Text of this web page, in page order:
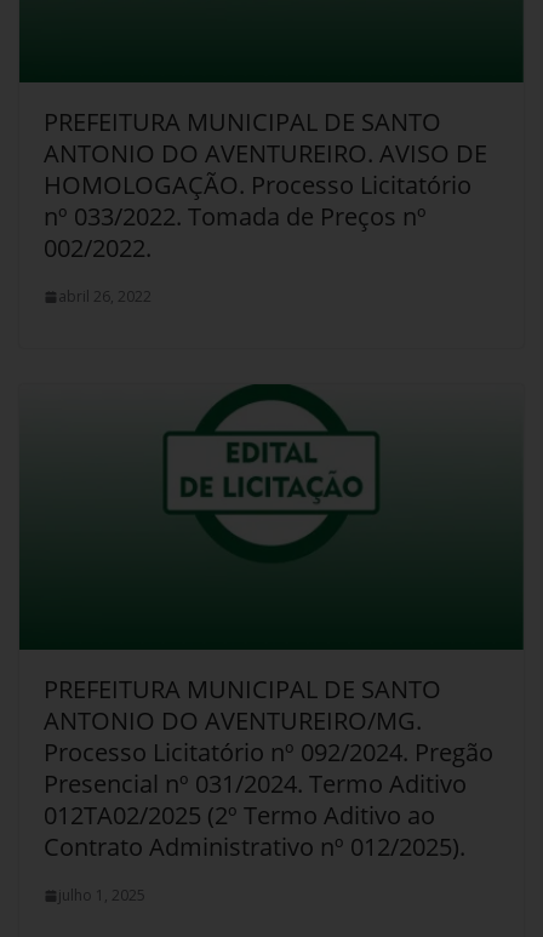
PREFEITURA MUNICIPAL DE SANTO
ANTONIO DO AVENTUREIRO. AVISO DE
HOMOLOGAÇÃO. Processo Licitatório
nº 033/2022. Tomada de Preços nº
002/2022.
abril 26, 2022
PREFEITURA MUNICIPAL DE SANTO
ANTONIO DO AVENTUREIRO/MG.
Processo Licitatório nº 092/2024. Pregão
Presencial nº 031/2024. Termo Aditivo
012TA02/2025 (2º Termo Aditivo ao
Contrato Administrativo nº 012/2025).
julho 1, 2025